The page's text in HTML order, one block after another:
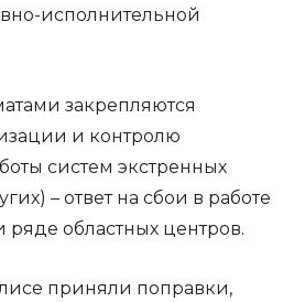
исполнительной
закрепляются
и контролю
систем экстренных
– ответ на сбои в работе
ряде областных центров.
приняли поправки,